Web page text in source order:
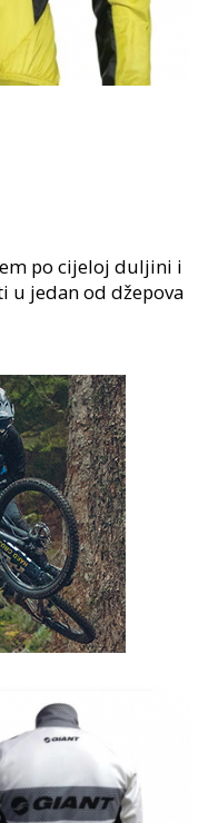
po cijeloj duljini i
u jedan od džepova